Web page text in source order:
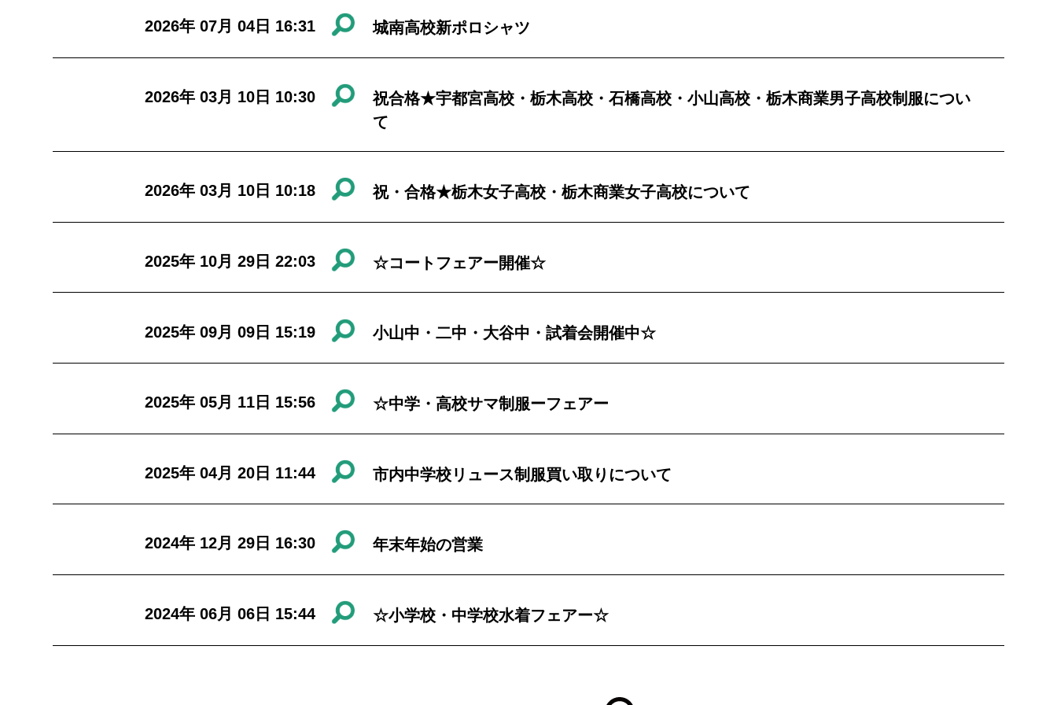
2026年 07月 04日 16:31 城南高校新ポロシャツ
2026年 03月 10日 10:30
祝合格★宇都宮高校・栃木高校・石橋高校・小山高校・栃木商業男子高校制服につい
て
2026年 03月 10日 10:18 祝・合格★栃木女子高校・栃木商業女子高校について
2025年 10月 29日 22:03 ☆コートフェアー開催☆
2025年 09月 09日 15:19 小山中・二中・大谷中・試着会開催中☆
2025年 05月 11日 15:56 ☆中学・高校サマ制服ーフェアー
2025年 04月 20日 11:44 市内中学校リュース制服買い取りについて
2024年 12月 29日 16:30 年末年始の営業
2024年 06月 06日 15:44 ☆小学校・中学校水着フェアー☆